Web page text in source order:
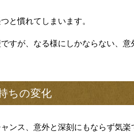
と慣れてしまいます。
すが、なる様にしかならない、意
ちの変化
ンス、意外と深刻にもならず気楽